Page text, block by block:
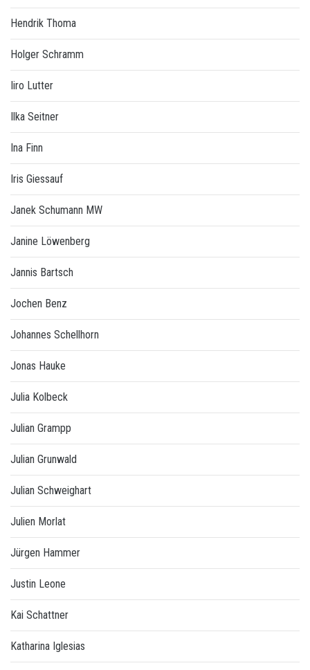
Hendrik Thoma
Holger Schramm
Iiro Lutter
Ilka Seitner
Ina Finn
Iris Giessauf
Janek Schumann MW
Janine Löwenberg
Jannis Bartsch
Jochen Benz
Johannes Schellhorn
Jonas Hauke
Julia Kolbeck
Julian Grampp
Julian Grunwald
Julian Schweighart
Julien Morlat
Jürgen Hammer
Justin Leone
Kai Schattner
Katharina Iglesias